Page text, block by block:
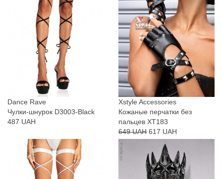
Dance Rave
Чулки-шнурок D3003-Black
487 UAH
Xstyle Accessories
Кожаные перчатки без
пальцев XT183
649 UAH 617 UAH